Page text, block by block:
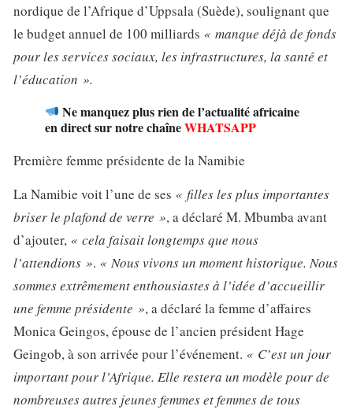
nordique de l’Afrique d’Uppsala (Suède), soulignant que
le budget annuel de 100 milliards « manque déjà de fonds
pour les services sociaux, les infrastructures, la santé et
l’éducation ».
Ne manquez plus rien de l’actualité africaine
en direct sur notre chaîneWHATSAPP
Première femme présidente de la Namibie
La Namibie voit l’une de ses « filles les plus importantes
briser le plafond de verre », a déclaré M. Mbumba avant
d’ajouter, « cela faisait longtemps que nous
l’attendions ». « Nous vivons un moment historique. Nous
sommes extrêmement enthousiastes à l’idée d’accueillir
une femme présidente », a déclaré la femme d’affaires
Monica Geingos, épouse de l’ancien président Hage
Geingob, à son arrivée pour l’événement. « C’est un jour
important pour l’Afrique. Elle restera un modèle pour de
nombreuses autres jeunes femmes et femmes de tous